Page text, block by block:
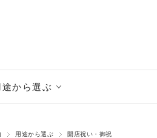
途から選ぶ
用途から選ぶ 開店祝い・御祝